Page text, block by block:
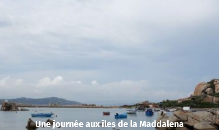
Une journée aux îles de la Maddalena